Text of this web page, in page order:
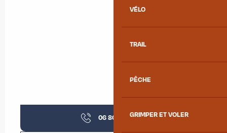
VÉLO
TRAIL
PÊCHE
GRIMPER ET VOLER
06 80 02 13▒▒